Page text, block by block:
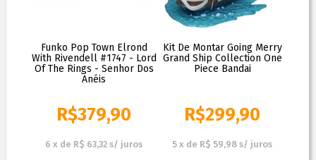
Funko Pop Town Elrond
With Rivendell #1747 - Lord
Of The Rings - Senhor Dos
Anéis
R$379,90
6 x de R$ 63,32 s/ juros
Kit De Montar Going Merry
Grand Ship Collection One
Piece Bandai
R$299,90
5 x de R$ 59,98 s/ juros